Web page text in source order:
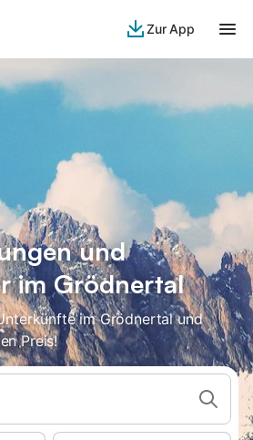
Zur App
und
im Grödnertal
im Grödnertal und
Preis!